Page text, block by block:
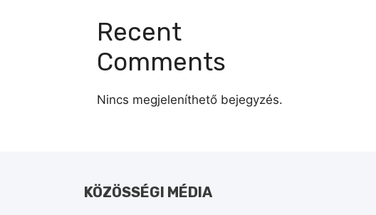
Recent
Comments
Nincs megjeleníthető bejegyzés.
KÖZÖSSÉGI MÉDIA